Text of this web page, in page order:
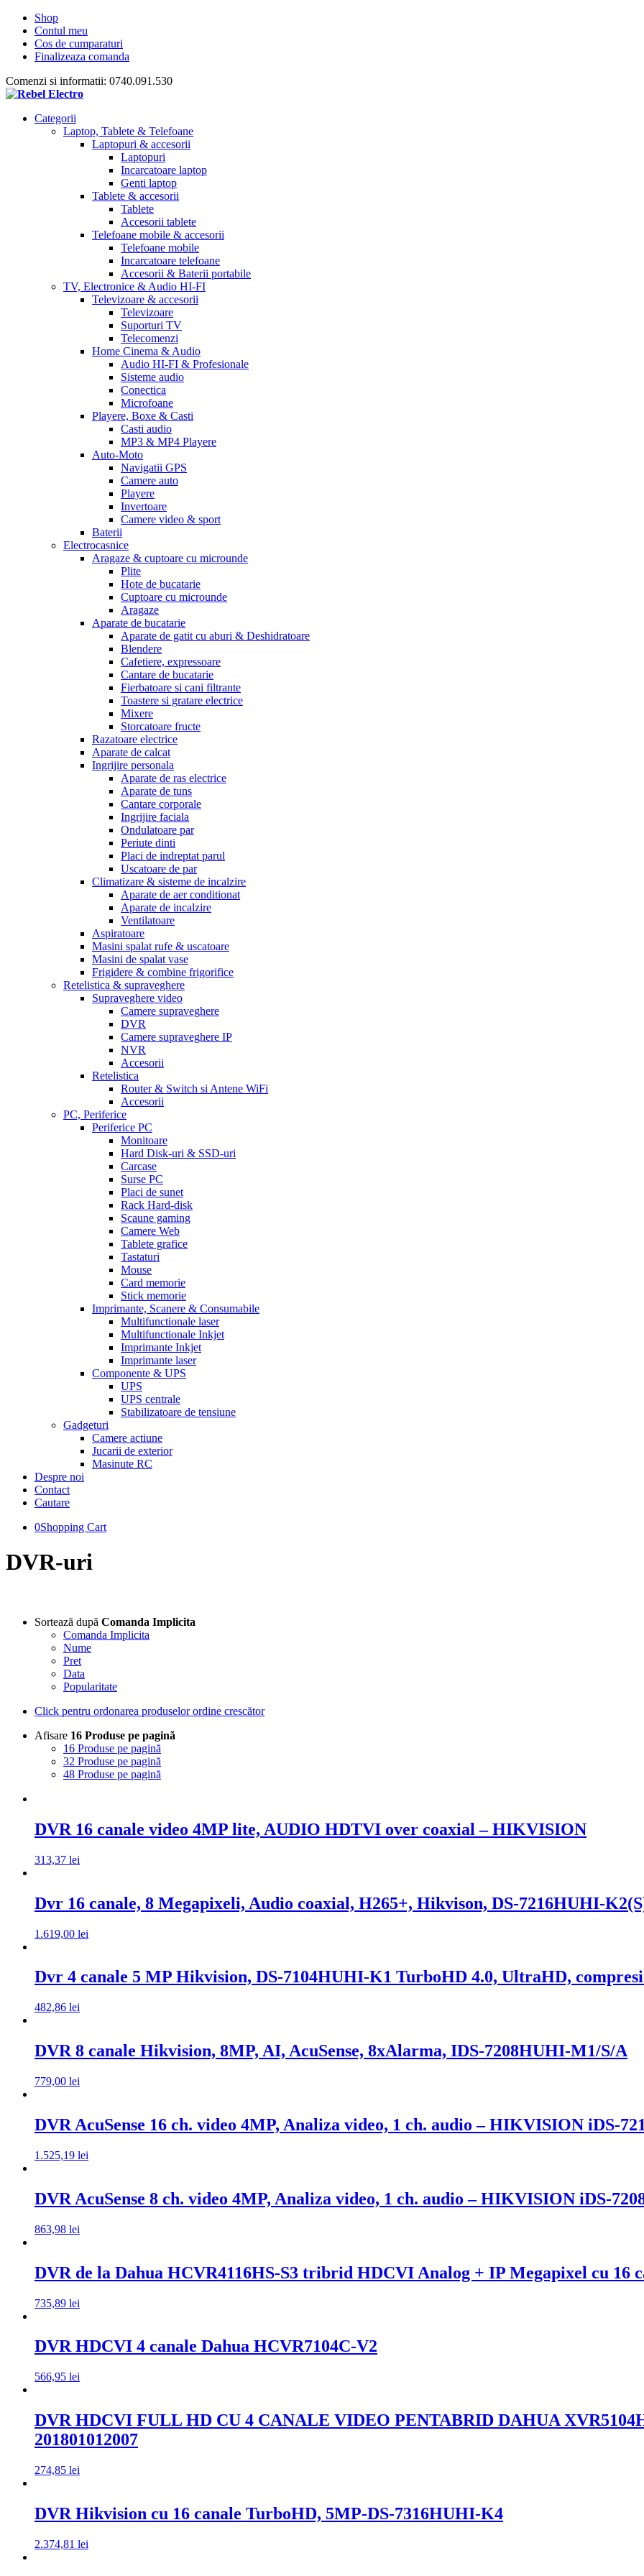
Shop
Contul meu
Cos de cumparaturi
Finalizeaza comanda
Comenzi si informatii: 0740.091.530
Categorii
Laptop, Tablete & Telefoane
Laptopuri & accesorii
Laptopuri
Incarcatoare laptop
Genti laptop
Tablete & accesorii
Tablete
Accesorii tablete
Telefoane mobile & accesorii
Telefoane mobile
Incarcatoare telefoane
Accesorii & Baterii portabile
TV, Electronice & Audio HI-FI
Televizoare & accesorii
Televizoare
Suporturi TV
Telecomenzi
Home Cinema & Audio
Audio HI-FI & Profesionale
Sisteme audio
Conectica
Microfoane
Playere, Boxe & Casti
Casti audio
MP3 & MP4 Playere
Auto-Moto
Navigatii GPS
Camere auto
Playere
Invertoare
Camere video & sport
Baterii
Electrocasnice
Aragaze & cuptoare cu microunde
Plite
Hote de bucatarie
Cuptoare cu microunde
Aragaze
Aparate de bucatarie
Aparate de gatit cu aburi & Deshidratoare
Blendere
Cafetiere, expressoare
Cantare de bucatarie
Fierbatoare si cani filtrante
Toastere si gratare electrice
Mixere
Storcatoare fructe
Razatoare electrice
Aparate de calcat
Ingrijire personala
Aparate de ras electrice
Aparate de tuns
Cantare corporale
Ingrijire faciala
Ondulatoare par
Periute dinti
Placi de indreptat parul
Uscatoare de par
Climatizare & sisteme de incalzire
Aparate de aer conditionat
Aparate de incalzire
Ventilatoare
Aspiratoare
Masini spalat rufe & uscatoare
Masini de spalat vase
Frigidere & combine frigorifice
Retelistica & supraveghere
Supraveghere video
Camere supraveghere
DVR
Camere supraveghere IP
NVR
Accesorii
Retelistica
Router & Switch si Antene WiFi
Accesorii
PC, Periferice
Periferice PC
Monitoare
Hard Disk-uri & SSD-uri
Carcase
Surse PC
Placi de sunet
Rack Hard-disk
Scaune gaming
Camere Web
Tablete grafice
Tastaturi
Mouse
Card memorie
Stick memorie
Imprimante, Scanere & Consumabile
Multifunctionale laser
Multifunctionale Inkjet
Imprimante Inkjet
Imprimante laser
Componente & UPS
UPS
UPS centrale
Stabilizatoare de tensiune
Gadgeturi
Camere actiune
Jucarii de exterior
Masinute RC
Despre noi
Contact
Cautare
0Shopping Cart
DVR-uri
Sortează după Comanda Implicita
Comanda Implicita
Nume
Pret
Data
Popularitate
Click pentru ordonarea produselor ordine crescător
Afisare 16 Produse pe pagină
16 Produse pe pagină
32 Produse pe pagină
48 Produse pe pagină
DVR 16 canale video 4MP lite, AUDIO HDTVI over coaxial – HIKVISION
313,37 lei
Dvr 16 canale, 8 Megapixeli, Audio coaxial, H265+, Hikvison, DS-7216HUHI-
1.619,00 lei
Dvr 4 canale 5 MP Hikvision, DS-7104HUHI-K1 TurboHD 4.0, UltraHD,
482,86 lei
DVR 8 canale Hikvision, 8MP, AI, AcuSense, 8xAlarma, IDS-7208HUHI-M1/S/A
779,00 lei
DVR AcuSense 16 ch. video 4MP, Analiza video, 1 ch. audio – HIKVISION iDS-
1.525,19 lei
DVR AcuSense 8 ch. video 4MP, Analiza video, 1 ch. audio – HIKVISION iDS-
863,98 lei
DVR de la Dahua HCVR4116HS-S3 tribrid HDCVI Analog + IP Megapixel cu 16
735,89 lei
DVR HDCVI 4 canale Dahua HCVR7104C-V2
566,95 lei
DVR HDCVI FULL HD CU 4 CANALE VIDEO PENTABRID DAHUA
201801012007
274,85 lei
DVR Hikvision cu 16 canale TurboHD, 5MP-DS-7316HUHI-K4
2.374,81 lei